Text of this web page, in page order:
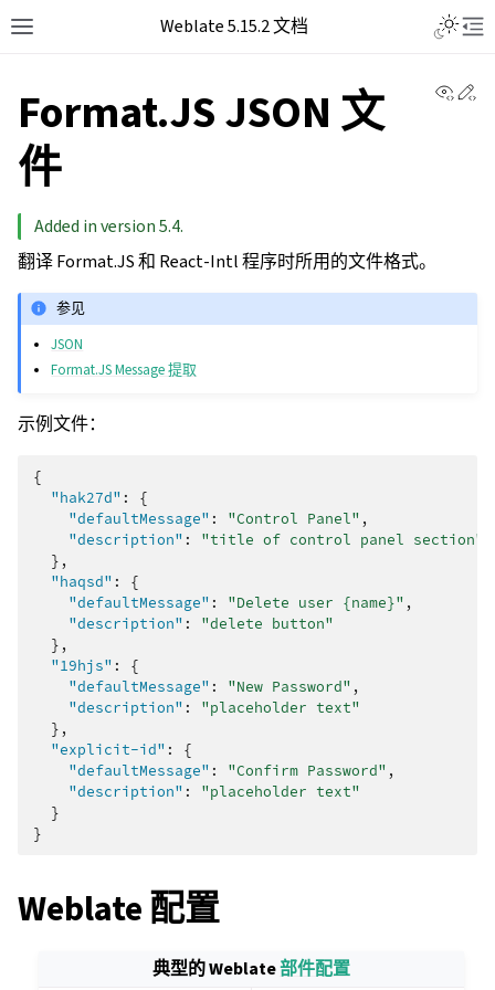
Weblate 5.15.2 文档
Format.JS JSON 文
件
Added in version 5.4.
翻译 Format.JS 和 React-Intl 程序时所用的文件格式。
参见
JSON
Format.JS Message 提取
示例文件：
{
"hak27d" :
{
"defaultMessage" : "Control Panel" ,
"description" :
"title of control panel section"
},
"haqsd" :
{
"defaultMessage" : "Delete user {name}" ,
"description" :
"delete button"
},
"19hjs" :
{
"defaultMessage" : "New Password" ,
"description" :
"placeholder text"
},
"explicit-id" :
{
"defaultMessage" : "Confirm Password" ,
"description" :
"placeholder text"
}
}
Weblate 配置
典型的 Weblate部件配置